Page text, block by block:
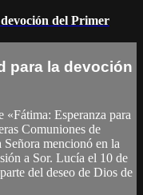
del Primer
para la devoción
«Fátima: Esperanza para
Comuniones de
Señora mencionó en la
a Sor. Lucía el 10 de
del deseo de Dios de